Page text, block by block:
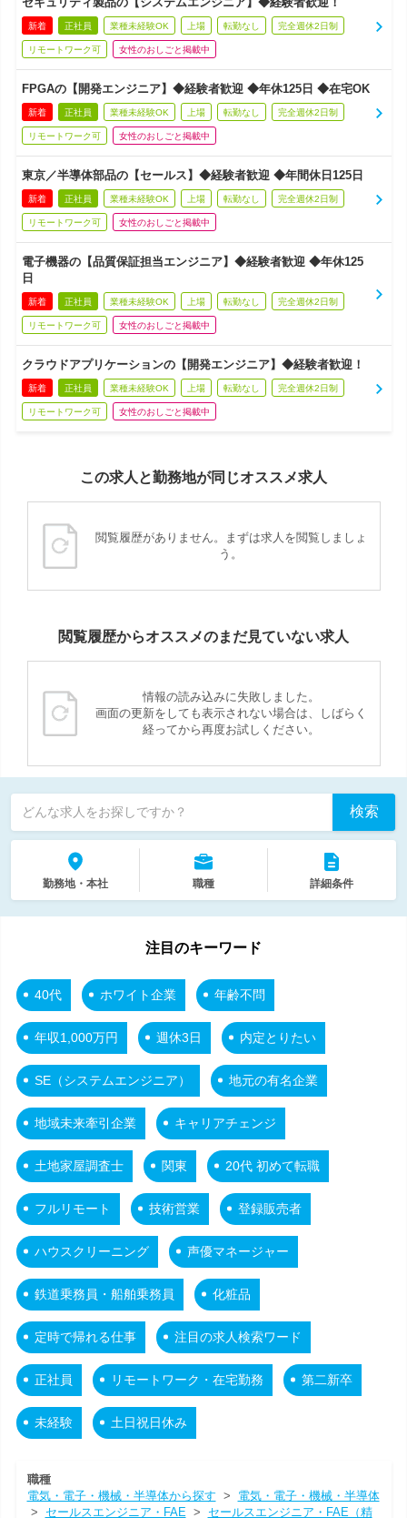
新着 正社員 業種未経験OK 上場 転勤なし 完全週休2日制
リモートワーク可 女性のおしごと掲載中
FPGAの【開発エンジニア】◆経験者歓迎 ◆年休125日 ◆在宅OK
新着 正社員 業種未経験OK 上場 転勤なし 完全週休2日制
リモートワーク可 女性のおしごと掲載中
東京／半導体部品の【セールス】◆経験者歓迎 ◆年間休日125日
新着 正社員 業種未経験OK 上場 転勤なし 完全週休2日制
リモートワーク可 女性のおしごと掲載中
電子機器の【品質保証担当エンジニア】◆経験者歓迎 ◆年休125
日
新着 正社員 業種未経験OK 上場 転勤なし 完全週休2日制
リモートワーク可 女性のおしごと掲載中
クラウドアプリケーションの【開発エンジニア】◆経験者歓迎！
新着 正社員 業種未経験OK 上場 転勤なし 完全週休2日制
リモートワーク可 女性のおしごと掲載中
この求人と勤務地が同じオススメ求人
閲覧履歴がありません。まずは求人を閲覧しましょ
う。
閲覧履歴からオススメのまだ見ていない求人
情報の読み込みに失敗しました。
画面の更新をしても表示されない場合は、しばらく
経ってから再度お試しください。
どんな求人をお探しですか？ 検索
勤務地・本社 職種 詳細条件
注目のキーワード
40代 ホワイト企業 年齢不問
年収1,000万円 週休3日 内定とりたい
SE（システムエンジニア） 地元の有名企業
地域未来牽引企業 キャリアチェンジ
土地家屋調査士 関東 20代 初めて転職
フルリモート 技術営業 登録販売者
ハウスクリーニング 声優マネージャー
鉄道乗務員・船舶乗務員 化粧品
定時で帰れる仕事 注目の求人検索ワード
正社員 リモートワーク・在宅勤務 第二新卒
未経験 土日祝日休み
職種
電気・電子・機械・半導体から探す > 電気・電子・機械・半導体
> セールスエンジニア・FAE > セールスエンジニア・FAE（精